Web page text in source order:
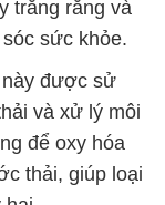
trắng răng và
sức khỏe.
được sử
và xử lý môi
để oxy hóa
thải, giúp loại